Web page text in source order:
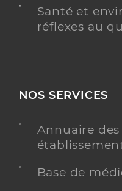
Santé et
réflexes au
NOS SERVICES
Annuaire
Base de